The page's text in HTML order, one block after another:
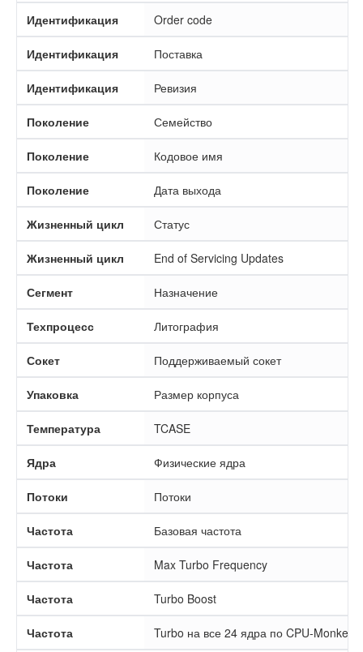
Идентификация Order code
Идентификация Поставка
Идентификация Ревизия
Поколение Семейство
Поколение Кодовое имя
Поколение Дата выхода
Жизненный цикл Статус
Жизненный цикл End of Servicing Updates
Сегмент Назначение
Техпроцесс Литография
Сокет Поддерживаемый сокет
Упаковка Размер корпуса
Температура TCASE
Ядра Физические ядра
Потоки Потоки
Частота Базовая частота
Частота Max Turbo Frequency
Частота Turbo Boost
Частота Turbo на все 24 ядра по CPU-Monkey